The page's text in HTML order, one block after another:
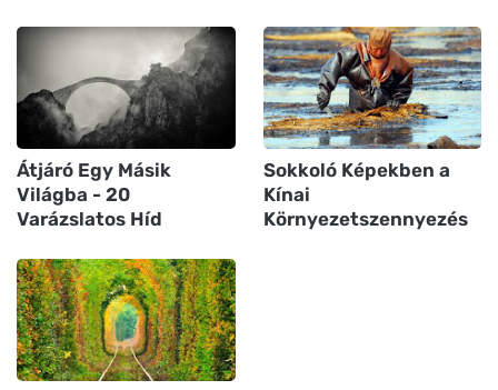
Átjáró Egy Másik
Világba - 20
Varázslatos Híd
Sokkoló Képekben a
Kínai
Környezetszennyezés